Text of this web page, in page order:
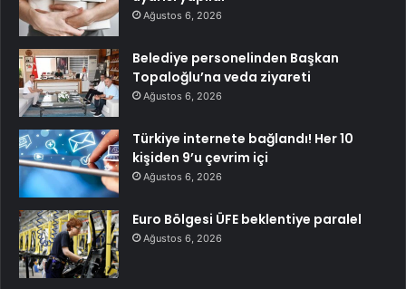
Ağustos 6, 2026
Belediye personelinden Başkan
Topaloğlu’na veda ziyareti
Ağustos 6, 2026
Türkiye internete bağlandı! Her 10
kişiden 9’u çevrim içi
Ağustos 6, 2026
Euro Bölgesi ÜFE beklentiye paralel
Ağustos 6, 2026